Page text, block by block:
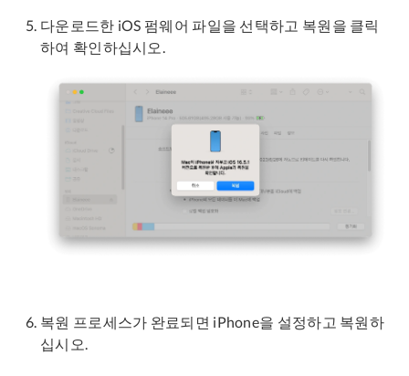
다운로드한 iOS 펌웨어 파일을 선택하고 복원을 클릭
하여 확인하십시오.
복원 프로세스가 완료되면 iPhone을 설정하고 복원하
십시오.